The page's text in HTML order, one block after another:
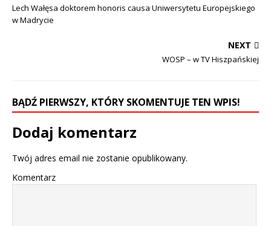
Lech Wałęsa doktorem honoris causa Uniwersytetu Europejskiego
w Madrycie
NEXT
WOSP – w TV Hiszpańskiej
BĄDŹ PIERWSZY, KTÓRY SKOMENTUJE TEN WPIS!
Dodaj komentarz
Twój adres email nie zostanie opublikowany.
Komentarz